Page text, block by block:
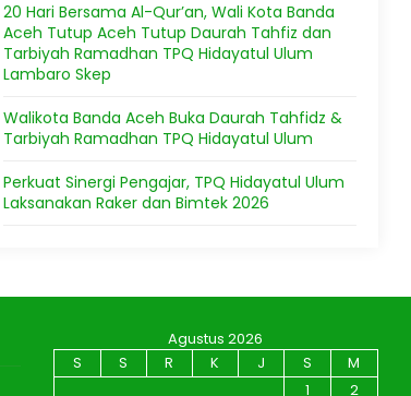
20 Hari Bersama Al-Qur’an, Wali Kota Banda
Aceh Tutup Aceh Tutup Daurah Tahfiz dan
Tarbiyah Ramadhan TPQ Hidayatul Ulum
Lambaro Skep
Walikota Banda Aceh Buka Daurah Tahfidz &
Tarbiyah Ramadhan TPQ Hidayatul Ulum
Perkuat Sinergi Pengajar, TPQ Hidayatul Ulum
Laksanakan Raker dan Bimtek 2026
Agustus 2026
S
S R K J S
M
1
2